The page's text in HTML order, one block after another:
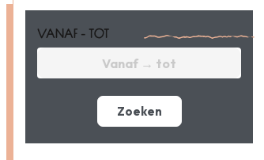
VANAF - TOT
Zoeken